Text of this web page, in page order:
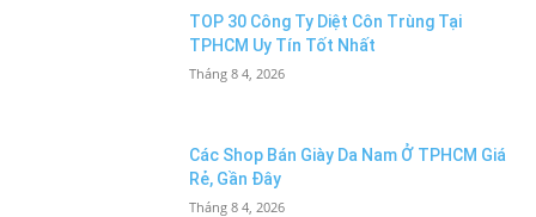
TOP 30 Công Ty Diệt Côn Trùng Tại
TPHCM Uy Tín Tốt Nhất
Tháng 8 4, 2026
Các Shop Bán Giày Da Nam Ở TPHCM Giá
Rẻ, Gần Đây
Tháng 8 4, 2026